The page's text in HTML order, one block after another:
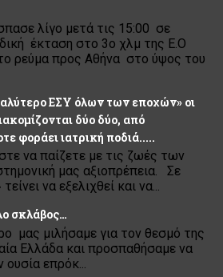
λίγο μετά τις 15:00 σε
έκταση στο 3ο χλμ της Ε.Ο
ρεύμα προς Αθήνα στο ύψος του
ΕΣΥ όλων των εποχών» οι
δύο δύο, από
φοράει ιατρική ποδιά.....
να παίζετε με τις ζωές των
μας αξιοπρέπεια. Σε
να εξελιχθεί και να...
σκλάβος…
μας μιλήσαμε για τον θεσμό της
Ελλάδα και προσπαθήσαμε να
επρόκ...